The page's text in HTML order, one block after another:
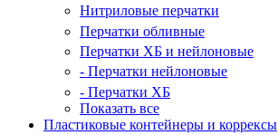
Нитриловые перчатки
Перчатки обливные
Перчатки ХБ и нейлоновые
- Перчатки нейлоновые
- Перчатки ХБ
Показать все
Пластиковые контейнеры и коррексы